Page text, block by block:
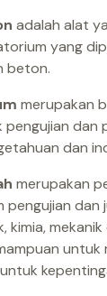
adalah alat
yang
beton.
merupakan
pengujian dan
dan
merupakan
pengujian dan
kimia,